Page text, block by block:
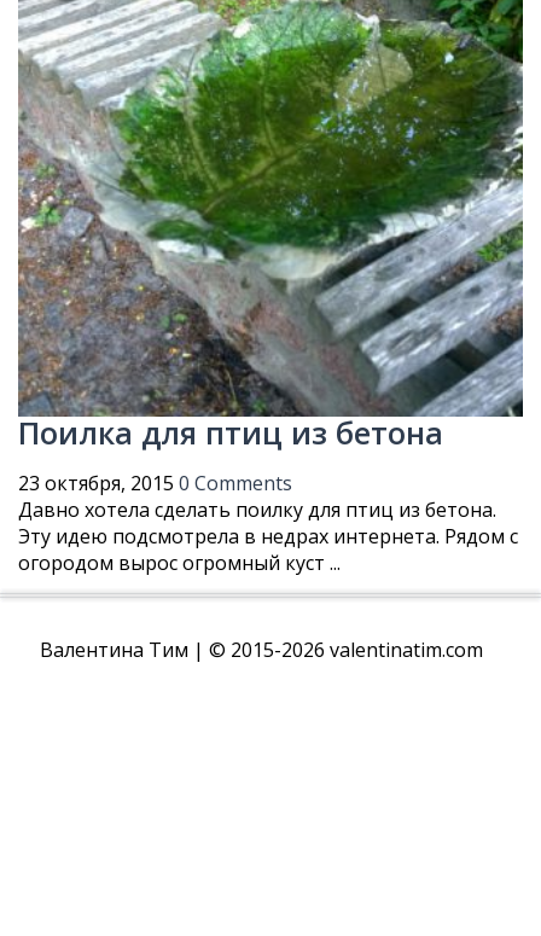
Поилка для птиц из бетона
23 октября, 2015 0 Comments
Давно хотела сделать поилку для птиц из бетона.
Эту идею подсмотрела в недрах интернета. Рядом с
огородом вырос огромный куст ...
Валентина Тим | © 2015-2026 valentinatim.com